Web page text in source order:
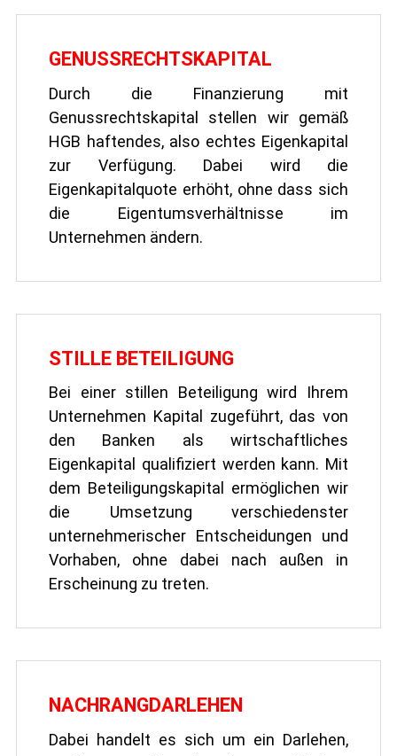
GENUSSRECHTSKAPITAL
Durch die Finanzierung mit
Genussrechtskapital stellen wir gemäß
HGB haftendes, also echtes Eigenkapital
zur Verfügung. Dabei wird die
Eigenkapitalquote erhöht, ohne dass sich
die Eigentumsverhältnisse im
Unternehmen ändern.
STILLE BETEILIGUNG
Bei einer stillen Beteiligung wird Ihrem
Unternehmen Kapital zugeführt, das von
den Banken als wirtschaftliches
Eigenkapital qualifiziert werden kann. Mit
dem Beteiligungskapital ermöglichen wir
die Umsetzung verschiedenster
unternehmerischer Entscheidungen und
Vorhaben, ohne dabei nach außen in
Erscheinung zu treten.
NACHRANGDARLEHEN
Dabei handelt es sich um ein Darlehen,